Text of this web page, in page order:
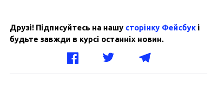
Друзі! Підписуйтесь на нашу сторінку Фейсбук і
будьте завжди в курсі останніх новин.